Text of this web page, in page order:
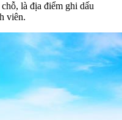
là địa điểm ghi dấu
viên.